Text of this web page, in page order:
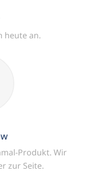
heute an.
Produkt. Wir
zur Seite.